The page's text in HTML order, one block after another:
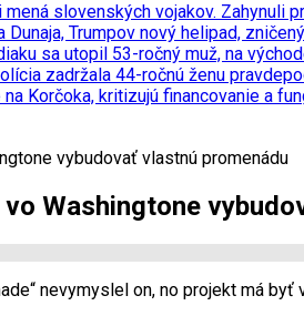
slovenských vojakov. Zahynuli
Trumpov nový helipad,
sa utopil 53-ročný muž, na
zadržala 44-ročnú ženu
Korčoka, kritizujú financovanie a
vybudovať vlastnú promenádu
Washingtone
nevymyslel on, no projekt má byť